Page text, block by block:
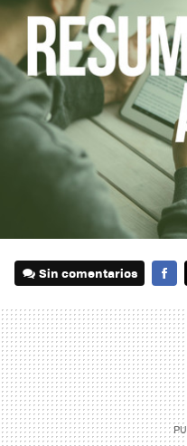
Sin comentarios